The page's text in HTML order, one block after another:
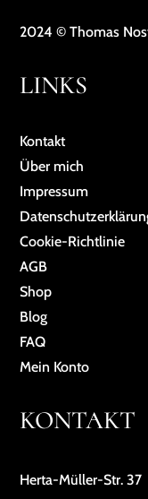
2024 © Thomas
LINKS
Kontakt
Über mich
Impressum
Cookie-Richtlinie
AGB
Shop
Blog
FAQ
Mein Konto
KONTAKT
Herta-Müller-Str. 37